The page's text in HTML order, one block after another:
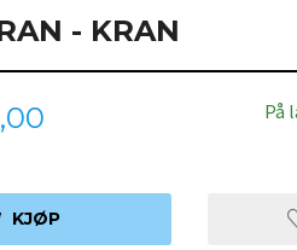
- KRAN
På
KJØP